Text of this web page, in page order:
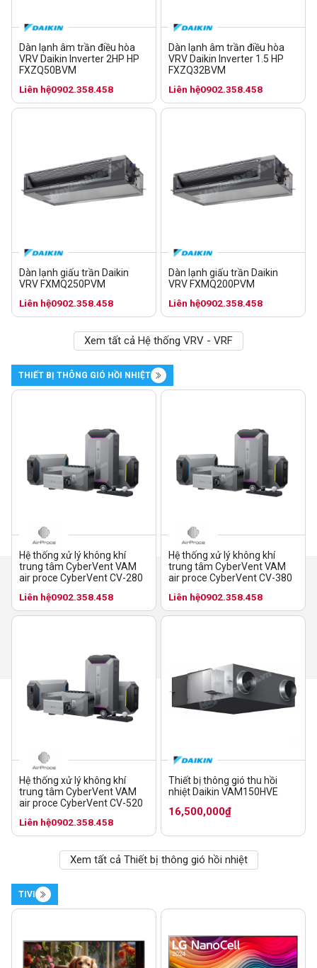
Dàn lạnh âm trần điều hòa
VRV Daikin Inverter 2HP HP
FXZQ50BVM
Liên hệ0902.358.458
Dàn lạnh âm trần điều hòa
VRV Daikin Inverter 1.5 HP
FXZQ32BVM
Liên hệ0902.358.458
Dàn lạnh giấu trần Daikin
VRV FXMQ250PVM
Liên hệ0902.358.458
Dàn lạnh giấu trần Daikin
VRV FXMQ200PVM
Liên hệ0902.358.458
Xem tất cả Hệ thống VRV - VRF
THIẾT BỊ THÔNG GIÓ HỒI NHIỆT
Hệ thống xử lý không khí
trung tâm CyberVent VAM
air proce CyberVent CV-280
Liên hệ0902.358.458
Hệ thống xử lý không khí
trung tâm CyberVent VAM
air proce CyberVent CV-380
Liên hệ0902.358.458
Hệ thống xử lý không khí
trung tâm CyberVent VAM
air proce CyberVent CV-520
Liên hệ0902.358.458
Thiết bị thông gió thu hồi
nhiệt Daikin VAM150HVE
16,500,000₫
Xem tất cả Thiết bị thông gió hồi nhiệt
TIVI